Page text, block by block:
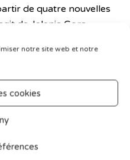
notre site web et notre
cookies
de quatre nouvelles
de Jelenia Gora,
de Kielce a été
donc la portée de ce
Le changement
a Lodz. La tache de
d’antenne